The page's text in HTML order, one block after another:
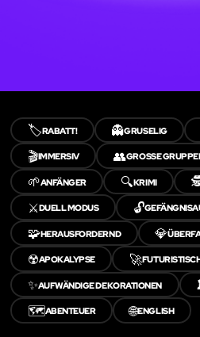
🏷️RABATT! 👻GRUSELIG
🎬IMMERSIV 👥GROSSE GRUPPEN
🌱ANFÄNGER 🔍KRIMI
⚔️DUELL MODUS 🔓
🧩HERAUSFORDERND 💎
☢️APOKALYPSE 🚀
✨AUFWÄNDIGE DEKORATIONEN
🗺️ABENTEUER 🌐ENGLISH